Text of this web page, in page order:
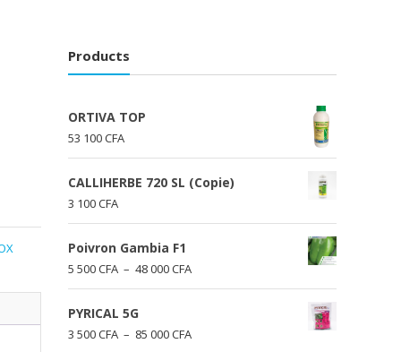
Products
ORTIVA TOP
53 100CFA
CALLIHERBE 720 SL (Copie)
3 100CFA
Poivron Gambia F1
5 500CFA – 48 000CFAPlage
de
PYRICAL 5G
3 500CFA – 85 000CFAPlage